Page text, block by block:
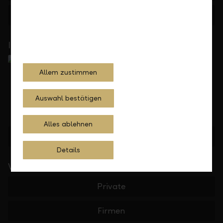
In Ihrer Nähe
Standorte finden
Wichtige Links
Private
Firmen
Allem zustimmen
Auswahl bestätigen
Alles ablehnen
Details